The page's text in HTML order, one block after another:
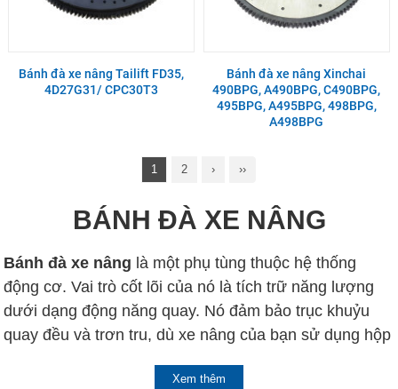
Bánh đà xe nâng Tailift FD35,
4D27G31/ CPC30T3
Bánh đà xe nâng Xinchai
490BPG, A490BPG, C490BPG,
495BPG, A495BPG, 498BPG,
A498BPG
1 2 › ››
BÁNH ĐÀ XE NÂNG
Bánh đà xe nâng là một phụ tùng thuộc hệ thống
động cơ. Vai trò cốt lõi của nó là tích trữ năng lượng
dưới dạng động năng quay. Nó đảm bảo trục khuỷu
quay đều và trơn tru, dù xe nâng của bạn sử dụng hộp
Xem thêm